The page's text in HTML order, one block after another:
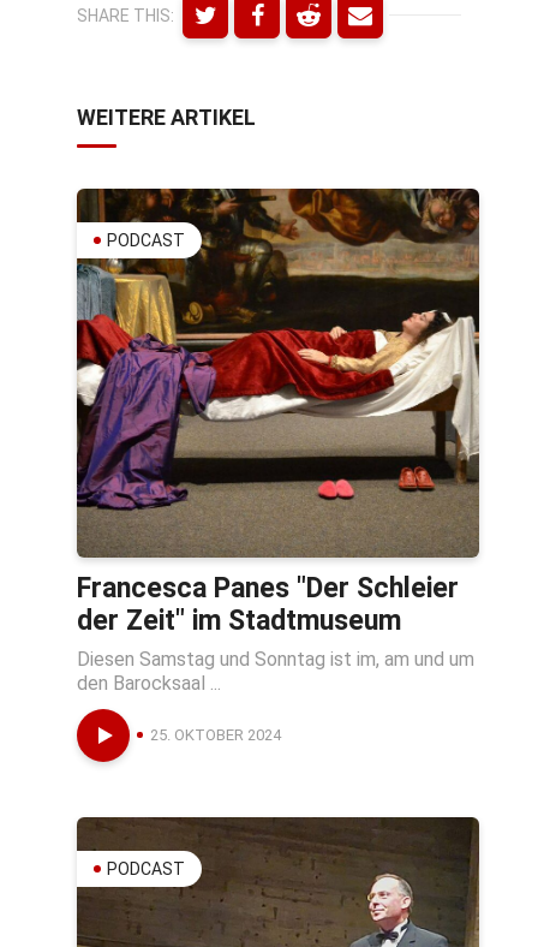
SHARE THIS:
WEITERE ARTIKEL
PODCAST
Francesca Panes "Der Schleier
der Zeit" im Stadtmuseum
Diesen Samstag und Sonntag ist im, am und um
den Barocksaal ...
25. OKTOBER 2024
PODCAST